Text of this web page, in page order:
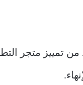
من تمييز متجر